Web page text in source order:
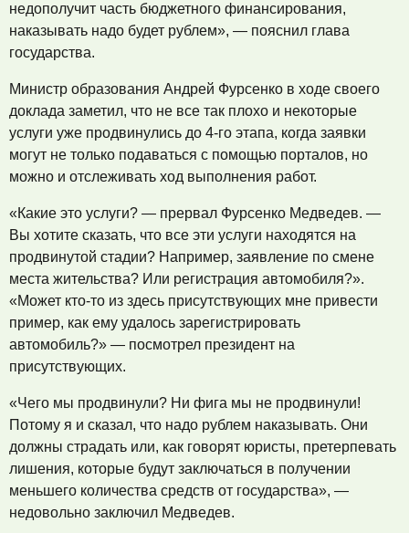
недополучит часть бюджетного финансирования,
наказывать надо будет рублем», — пояснил глава
государства.
Министр образования Андрей Фурсенко в ходе своего
доклада заметил, что не все так плохо и некоторые
услуги уже продвинулись до 4-го этапа, когда заявки
могут не только подаваться с помощью порталов, но
можно и отслеживать ход выполнения работ.
«Какие это услуги? — прервал Фурсенко Медведев. —
Вы хотите сказать, что все эти услуги находятся на
продвинутой стадии? Например, заявление по смене
места жительства? Или регистрация автомобиля?».
«Может кто-то из здесь присутствующих мне привести
пример, как ему удалось зарегистрировать
автомобиль?» — посмотрел президент на
присутствующих.
«Чего мы продвинули? Ни фига мы не продвинули!
Потому я и сказал, что надо рублем наказывать. Они
должны страдать или, как говорят юристы, претерпевать
лишения, которые будут заключаться в получении
меньшего количества средств от государства», —
недовольно заключил Медведев.